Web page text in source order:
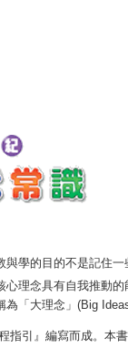
學的目的不是記住
理念具有自我推動
為「大理念」(Big
指引』編寫而成。本